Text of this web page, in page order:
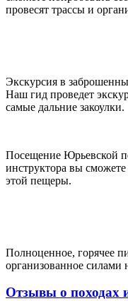
провесят трассы и
Экскурсия в
Наш гид проведет
самые дальние закоулки.
Посещение Юрьевской
инструктора вы
этой пещеры.
Полноценное, горячее
организованное силами
Отзывы о походах